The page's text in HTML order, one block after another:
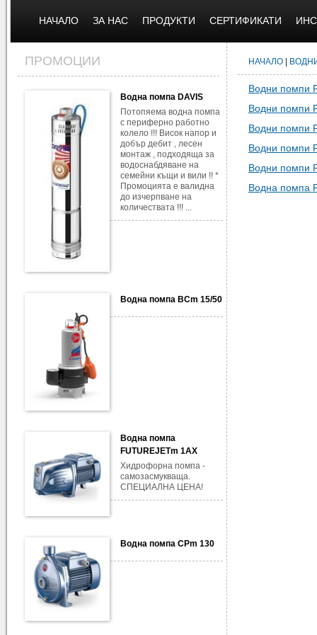
НАЧАЛО ЗА НАС ПРОДУКТИ СЕРТИФИКАТИ
ПРОМОЦИИ
Водна помпа DAVIS
Потопяема водна помпа
с периферно работно
колело !!! Висок напор и
добър дебит , лесен
монтаж , подходяща за
водоснабдяване на
семейни къщи и вили !! *
Промоцията е валидна
до изчерпване на
количествата !!! ...
Водна помпа BCm 15/50
Водна помпа
FUTUREJETm 1AX
Хидрофорна помпа -
самозасмукваща.
СПЕЦИАЛНА ЦЕНА!
Водна помпа CPm 130
НАЧАЛО
Водни помпи
Водни помпи
Водни помпи
Водни помпи
Водни помпи
Водна помпа